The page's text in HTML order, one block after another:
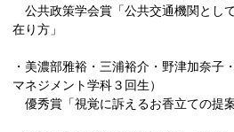
公共政策学会賞「公共交通機関とし
在り方」
・美濃部雅裕・三浦裕介・野津加奈子
マネジメント学科３回生）
優秀賞「視覚に訴えるお香立ての提案